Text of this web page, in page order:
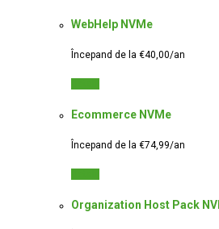
WebHelp NVMe
Începand de la €40,00/an
Ecommerce NVMe
Începand de la €74,99/an
Organization Host Pack